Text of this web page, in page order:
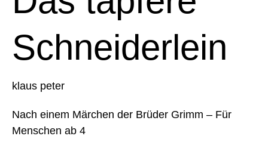
Schneiderlein
klaus peter
Nach einem Märchen der Brüder Grimm – Für
Menschen ab 4